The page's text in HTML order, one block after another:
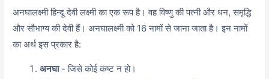
अनघालक्ष्मी हिन्दू देवी लक्ष्मी का एक रूप है। वह विष्णु की पत्नी और धन, समृद्धि
और सौभाग्य की देवी हैं। अनघालक्ष्मी को 16 नामों से जाना जाता है। इन नामों
का अर्थ इस प्रकार है:
अनघा- जिसे कोई कष्ट न हो।